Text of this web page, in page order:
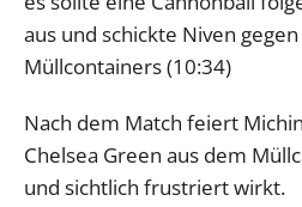
aus und schickte Niven
Müllcontainers (10:34)
Nach dem Match feiert
Chelsea Green aus dem
und sichtlich frustriert wirkt.